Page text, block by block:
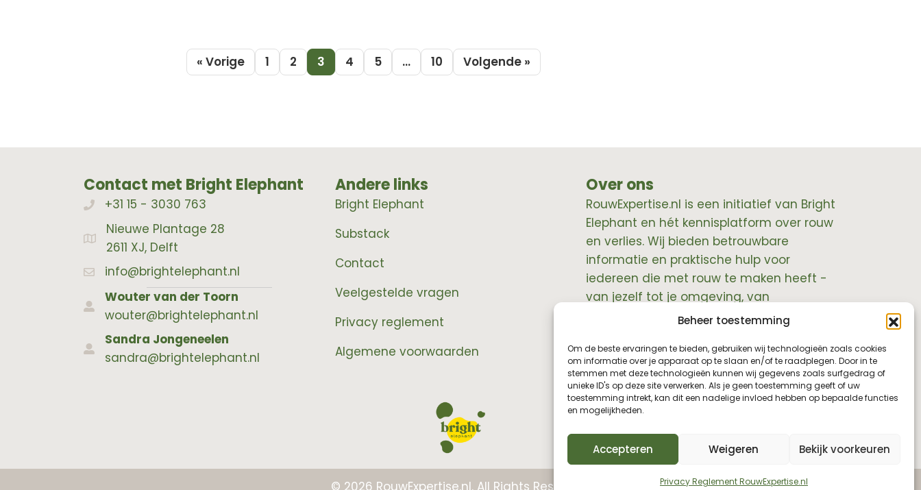
Beheer toestemming
Om de beste ervaringen te bieden, gebruiken wij technologieën zoals cookies
om informatie over je apparaat op te slaan en/of te raadplegen. Door in te
stemmen met deze technologieën kunnen wij gegevens zoals surfgedrag of
unieke ID's op deze site verwerken. Als je geen toestemming geeft of uw
toestemming intrekt, kan dit een nadelige invloed hebben op bepaalde functies
en mogelijkheden.
Accepteren Weigeren Bekijk voorkeuren
Privacy Reglement RouwExpertise.nl
« Vorige 1 2 3 4 5 … 10 Volgende »
Contact met Bright Elephant
Bellen met Bright Elephant
+31 15 - 3030 763
Adres Bright Elephant
Nieuwe Plantage 28
2611 XJ, Delft
info@brightelephant.nl
Wouter van der Toorn
wouter@brightelephant.nl
Sandra Jongeneelen
sandra@brightelephant.nl
Andere links
Bright Elephant
Substack
Contact
Veelgestelde vragen
Privacy reglement
Algemene voorwaarden
Over ons
RouwExpertise.nl is een initiatief van Bright
Elephant en hét kennisplatform over rouw
en verlies. Wij bieden betrouwbare
informatie en praktische hulp voor
iedereen die met rouw te maken heeft -
van jezelf tot je omgeving, van
professionals tot leidinggevenden.
© 2026 RouwExpertise.nl. All Rights Reserved.